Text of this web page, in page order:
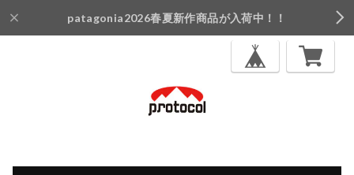
patagonia2026春夏新作商品が入荷中！！